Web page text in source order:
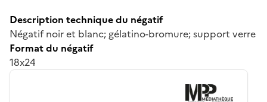
Description technique du négatif
Négatif noir et blanc; gélatino-bromure; support verre
Format du négatif
18x24